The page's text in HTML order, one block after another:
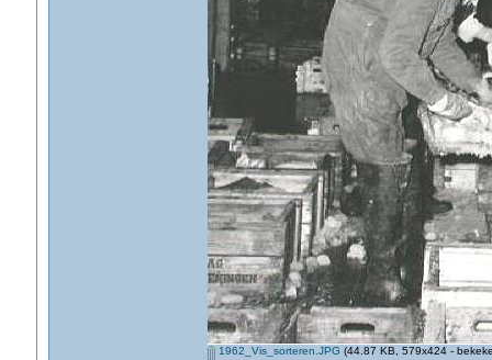
1962_Vis_sorteren.JPG (44.87 KB, 579x424 -